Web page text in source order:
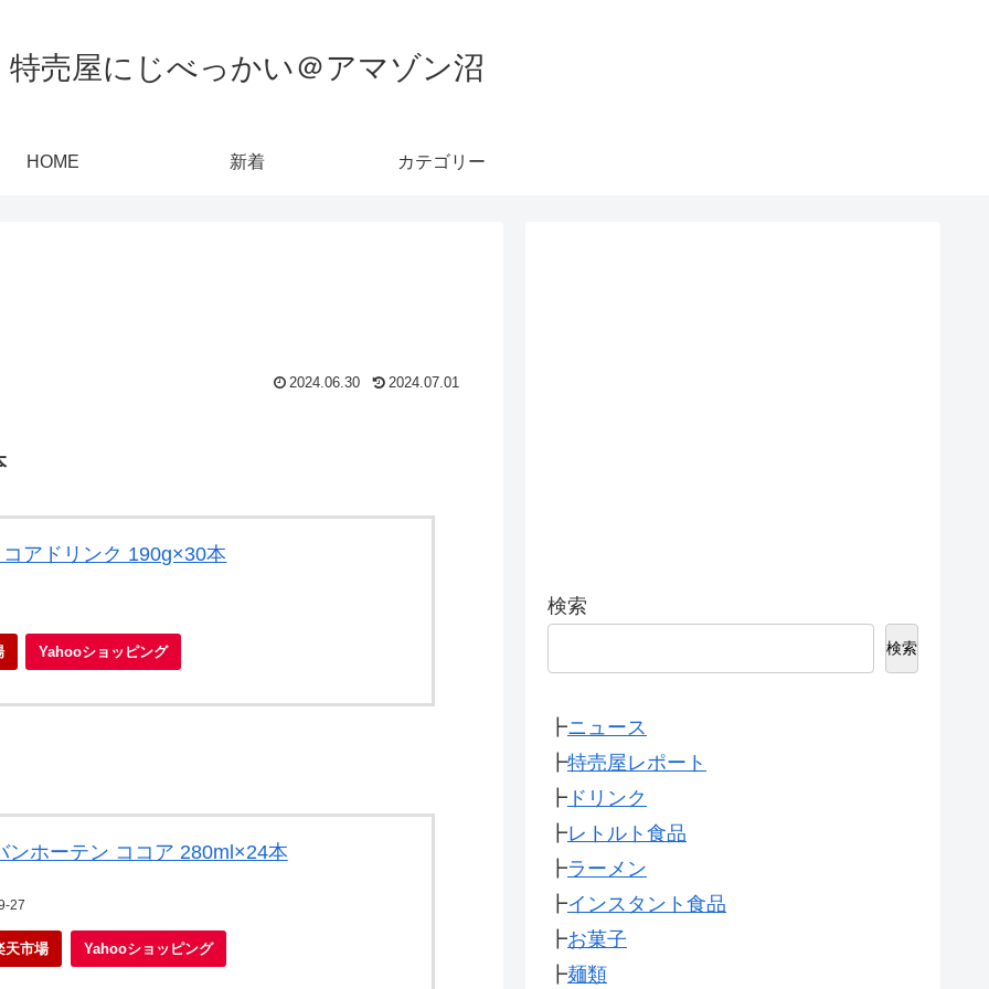
特売屋にじべっかい＠アマゾン沼
HOME 新着 カテゴリー
2024.06.30 2024.07.01
アドリンク 190g×30本
Yahooショッピング
ンホーテン ココア 280ml×24本
27
天市場 Yahooショッピング
検索
検索
┣ニュース
┣特売屋レポート
┣ ドリンク
┣レトルト食品
┣ラーメン
┣インスタント食品
┣お菓子
┣麺類